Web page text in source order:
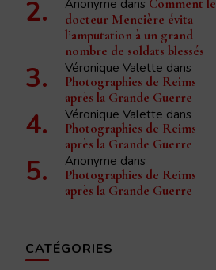
Anonyme dans Comment le
docteur Mencière évita
l’amputation à un grand
nombre de soldats blessés
Véronique Valette dans
Photographies de Reims
après la Grande Guerre
Véronique Valette dans
Photographies de Reims
après la Grande Guerre
Anonyme dans
Photographies de Reims
après la Grande Guerre
CATÉGORIES